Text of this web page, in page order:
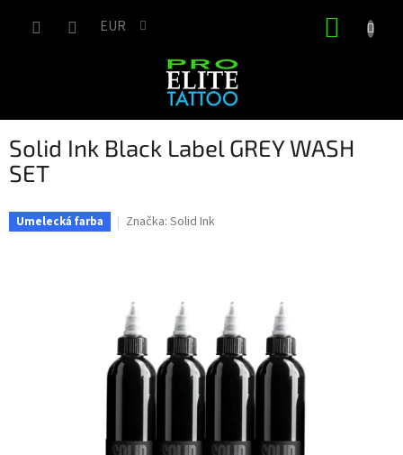
EUR
Solid Ink Black Label GREY WASH
SET
Umelecká farba Značka: Solid Ink